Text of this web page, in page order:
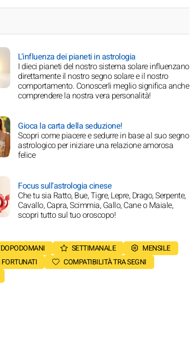
L'influenza dei pianeti in astrologia
I dieci pianeti del nostro sistema solare influenzano
direttamente il nostro segno solare e il nostro
comportamento. Conoscerli meglio significa anche
comprendere la nostra vera personalità!
Gioca la carta della seduzione!
Scopri come piacere e sedurre in base al suo segno
astrologico per iniziare una relazione amorosa
felice
Focus sull'astrologia cinese
Che tu sia Ratto, Bue, Tigre, Lepre, Drago, Serpente,
Cavallo, Capra, Scimmia, Gallo, Cane o Maiale,
scopri tutto sul tuo oroscopo!
SETTIMANALE
MENSILE
COMPATIBILITÀ TRA SEGNI